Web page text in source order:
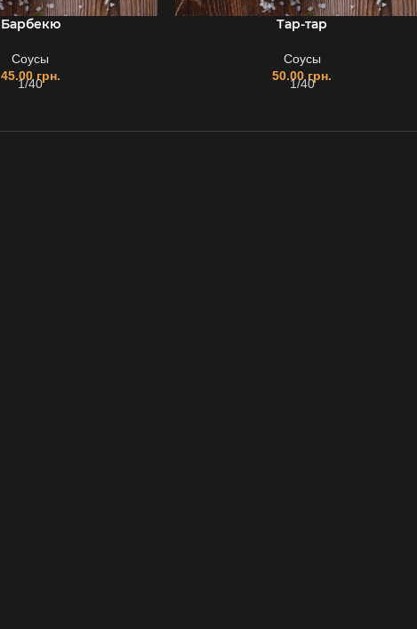
Барбекю
Соусы
45.00 грн.
1/40
Тар-тар
Соусы
50.00 грн.
1/40